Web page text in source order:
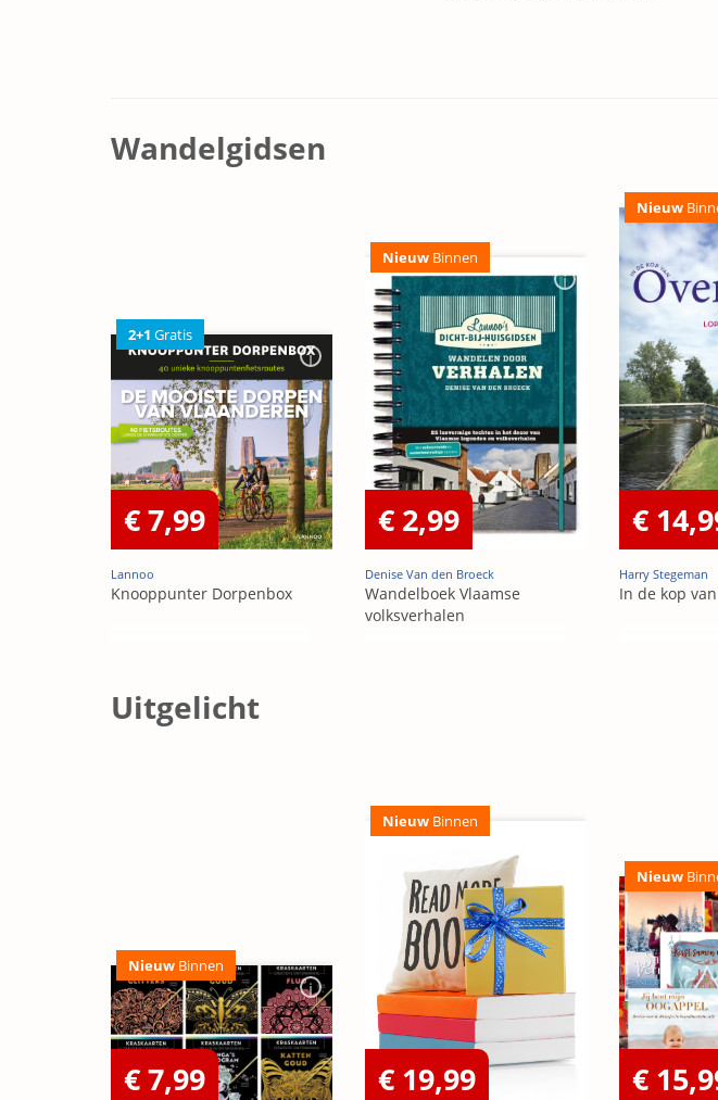
Wandelgidsen
2+1 Gratis
€ 7,99
Lannoo
Knooppunter Dorpenbox
Nieuw Binnen
€ 2,99
Denise Van den Broeck
Wandelboek Vlaamse
volksverhalen
Nieuw
€
Harry Stegeman
In de kop
Uitgelicht
Nieuw Binnen
€ 7,99
Nieuw Binnen
€ 19,99
Nieuw
€